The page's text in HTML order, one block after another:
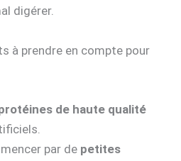
digérer.
à prendre en compte pour
de haute qualité
par de petites